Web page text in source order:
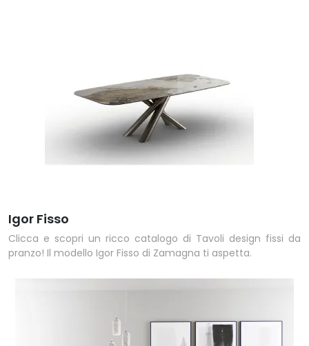
Igor Fisso
Clicca e scopri un ricco catalogo di Tavoli design fissi da
pranzo! Il modello Igor Fisso di Zamagna ti aspetta.